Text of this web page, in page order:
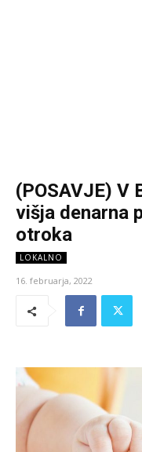
(POSAVJE) V
višja denarna
otroka
LOKALNO
16. februarja, 2022